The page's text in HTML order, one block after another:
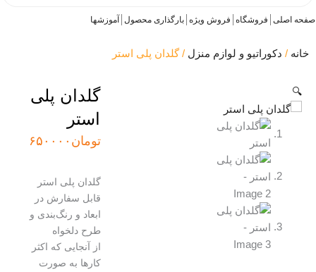
فروشگاه فروش ویژه بارگذاری محصول آموزشها
دکوراتیو و لوازم منزل/ گلدان پلی استر
گلدان پلی
استر
تومان۶۵۰۰۰۰
گلدان پلی استر
قابل سفارش در
ابعاد و رنگ‌بندی و
طرح دلخواه
از آنجایی که اکثر
کارها به صورت